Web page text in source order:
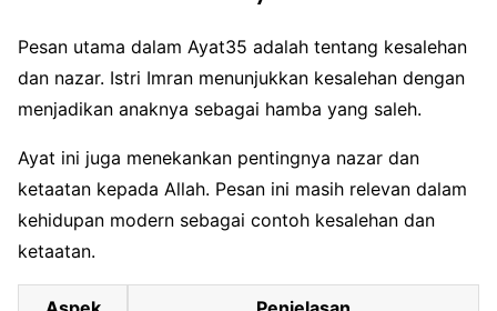
Pesan utama dalam Ayat35 adalah tentang kesalehan
dan nazar. Istri Imran menunjukkan kesalehan dengan
menjadikan anaknya sebagai hamba yang saleh.
Ayat ini juga menekankan pentingnya nazar dan
ketaatan kepada Allah. Pesan ini masih relevan dalam
kehidupan modern sebagai contoh kesalehan dan
ketaatan.